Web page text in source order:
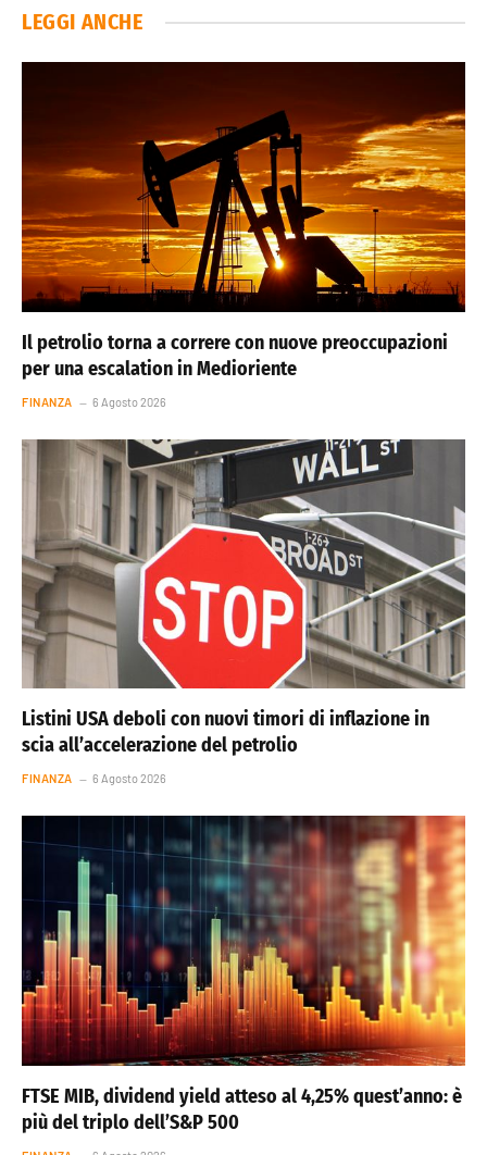
LEGGI ANCHE
Il petrolio torna a correre con nuove preoccupazioni
per una escalation in Medioriente
FINANZA 6 Agosto 2026
Listini USA deboli con nuovi timori di inflazione in
scia all’accelerazione del petrolio
FINANZA 6 Agosto 2026
FTSE MIB, dividend yield atteso al 4,25% quest’anno: è
più del triplo dell’S&P 500